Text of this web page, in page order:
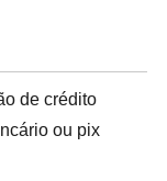
de crédito
ou pix